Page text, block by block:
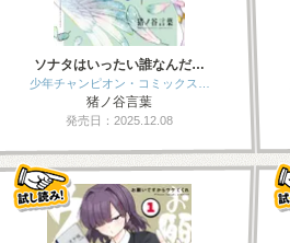
ソナタはいったい誰なんだ…
少年チャンピオン・コミックス…
猪ノ谷言葉
発売日：2025.12.08